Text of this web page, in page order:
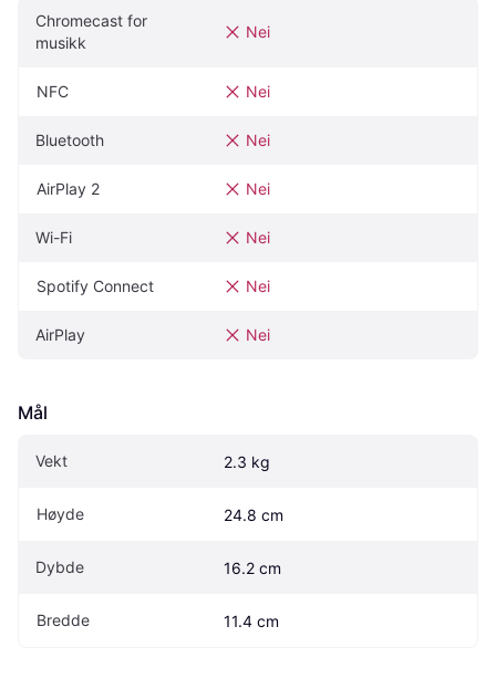
Chromecast for
musikk
Nei
NFC Nei
Bluetooth Nei
AirPlay 2 Nei
Wi-Fi Nei
Spotify Connect Nei
AirPlay Nei
Mål
Vekt 2.3 kg
Høyde 24.8 cm
Dybde 16.2 cm
Bredde 11.4 cm